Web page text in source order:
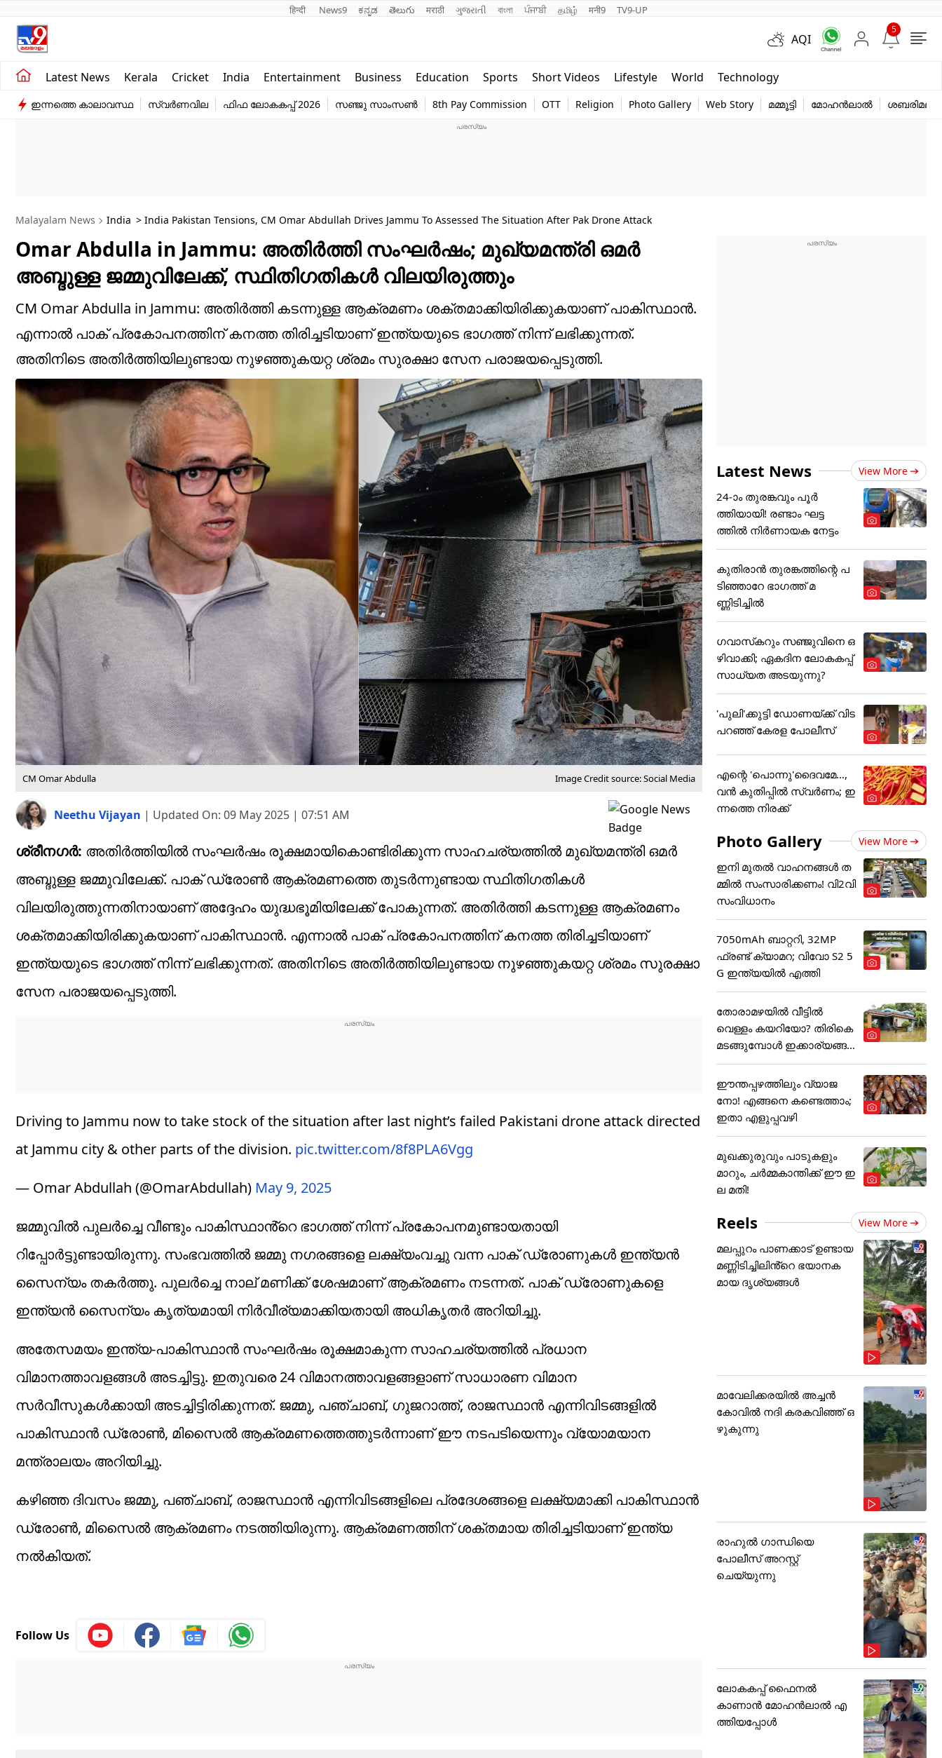
हिन्दी News9 ಕನ್ನಡ తెలుగు मराठी ગુજરાતી বাংলা ਪੰਜਾਬੀ தமிழ் मनी9 TV9-UP
AQI
5
Latest News Kerala Cricket India Entertainment Business Education Sports Short Videos Lifestyle World Technology
Kerala
India
Education
world
Web Story
ഇന്നത്തെ കാലാവസ്ഥ സ്വർണവില ഫിഫ ലോകകപ്പ് 2026 സഞ്ജു സാംസൺ 8th Pay Commission OTT Religion Photo Gallery Web Story മമ്മൂട്ടി മോഹൻലാൽ ശബരിമല
Malayalam News India > India Pakistan Tensions, CM Omar Abdullah Drives Jammu To Assessed The Situation After Pak Drone Attack
Omar Abdulla in Jammu: അതിർത്തി സംഘർഷം; മുഖ്യമന്ത്രി ഒമർ
അബ്ദുള്ള ജമ്മുവിലേക്ക്, സ്ഥിതിഗതികൾ വിലയിരുത്തും
CM Omar Abdulla in Jammu: അതിർത്തി കടന്നുള്ള ആക്രമണം ശക്തമാക്കിയിരിക്കുകയാണ് പാകിസ്ഥാൻ.
എന്നാൽ പാക് പ്രകോപനത്തിന് കനത്ത തിരിച്ചടിയാണ് ഇന്ത്യയുടെ ഭാ​ഗത്ത് നിന്ന് ലഭിക്കുന്നത്.
അതിനിടെ അതിർത്തിയിലുണ്ടായ നുഴഞ്ഞുകയറ്റ ശ്രമം സുരക്ഷാ സേന പരാജയപ്പെടുത്തി.
CM Omar Abdulla Image Credit source: Social Media
Neethu Vijayan | Updated On: 09 May 2025 | 07:51 AM
ശ്രീന​ഗർ: അതിർത്തിയിൽ സംഘർഷം രൂക്ഷമായികൊണ്ടിരിക്കുന്ന സാഹചര്യത്തിൽ മുഖ്യമന്ത്രി ഒമർ
അബ്ദുള്ള ജമ്മുവിലേക്ക്. പാക് ഡ്രോൺ ആക്രമണത്തെ തുടർന്നുണ്ടായ സ്ഥിതിഗതികൾ
വിലയിരുത്തുന്നതിനായാണ് അദ്ദേഹം യുദ്ധഭൂമിയിലേക്ക് പോകുന്നത്. അതിർത്തി കടന്നുള്ള ആക്രമണം
ശക്തമാക്കിയിരിക്കുകയാണ് പാകിസ്ഥാൻ. എന്നാൽ പാക് പ്രകോപനത്തിന് കനത്ത തിരിച്ചടിയാണ്
ഇന്ത്യയുടെ ഭാ​ഗത്ത് നിന്ന് ലഭിക്കുന്നത്. അതിനിടെ അതിർത്തിയിലുണ്ടായ നുഴഞ്ഞുകയറ്റ ശ്രമം സുരക്ഷാ
സേന പരാജയപ്പെടുത്തി.
Driving to Jammu now to take stock of the situation after last night’s failed Pakistani drone attack directed
at Jammu city & other parts of the division. pic.twitter.com/8f8PLA6Vgg
— Omar Abdullah (@OmarAbdullah) May 9, 2025
ജമ്മുവിൽ പുലർച്ചെ വീണ്ടും പാകിസ്ഥാൻ്റെ ഭാ​ഗത്ത് നിന്ന് പ്രകോപനമുണ്ടായതായി
റിപ്പോർട്ടുണ്ടായിരുന്നു. സംഭവത്തിൽ ജമ്മു ന​ഗരങ്ങളെ ലക്ഷ്യംവച്ചു വന്ന പാക് ഡ്രോണുകൾ ഇന്ത്യൻ
സൈന്യം തകർത്തു. പുലർച്ചെ നാല് മണിക്ക് ശേഷമാണ് ആക്രമണം നടന്നത്. പാക് ഡ്രോണുകളെ
ഇന്ത്യൻ സൈന്യം കൃത്യമായി നിർവീര്യമാക്കിയതായി അധികൃതർ അറിയിച്ചു.
അതേസമയം ഇന്ത്യ-പാകിസ്ഥാൻ സംഘർഷം രൂക്ഷമാകുന്ന സാഹചര്യത്തിൽ പ്രധാന
വിമാനത്താവളങ്ങൾ‌ അടച്ചിട്ടു. ഇതുവരെ 24 വിമാനത്താവളങ്ങളാണ് സാധാരണ വിമാന
സർവീസുകൾക്കായി അടച്ചിട്ടിരിക്കുന്നത്. ജമ്മു, പഞ്ചാബ്, ഗുജറാത്ത്, രാജസ്ഥാൻ എന്നിവിടങ്ങളിൽ
പാകിസ്ഥാൻ ഡ്രോൺ, മിസൈൽ ആക്രമണത്തെത്തുടർന്നാണ് ഈ നടപടിയെന്നും വ്യോമയാന
മന്ത്രാലയം അറിയിച്ചു.
കഴിഞ്ഞ ദിവസം ജമ്മു, പഞ്ചാബ്, രാജസ്ഥാൻ എന്നിവിടങ്ങളിലെ പ്രദേശങ്ങളെ ലക്ഷ്യമാക്കി പാകിസ്ഥാൻ
ഡ്രോൺ, മിസൈൽ ആക്രമണം നടത്തിയിരുന്നു. ആക്രമണത്തിന് ശക്തമായ തിരിച്ചടിയാണ് ഇന്ത്യ
നൽകിയത്.
Follow Us
Latest News View More
24-ാം തുരങ്കവും പൂർ
ത്തിയായി! രണ്ടാം ഘട്ട
ത്തിൽ നിർണായക നേട്ടം
കുതിരാൻ തുരങ്കത്തിന്റെ പ
ടിഞ്ഞാറേ ഭാഗത്ത് മ
ണ്ണിടിച്ചിൽ
ഗവാസ്‌കറും സഞ്ജുവിനെ ഒ
ഴിവാക്കി; ഏകദിന ലോകകപ്പ്
സാധ്യത അടയുന്നു?
'പുലി'ക്കുട്ടി ഡോണയ്ക്ക് വിട
പറഞ്ഞ് കേരള പോലീസ്
എന്റെ 'പൊന്നു'ദൈവമേ...,
വൻ കുതിപ്പിൽ സ്വർണം; ഇ
ന്നത്തെ നിരക്ക്
Photo Gallery View More
ഇനി മുതൽ വാഹനങ്ങൾ ത
മ്മിൽ സംസാരിക്കണം! വി2വി
സംവിധാനം
7050mAh ബാറ്ററി, 32MP
ഫ്രണ്ട് ക്യാമറ; വിവോ S2 5
G ഇന്ത്യയിൽ എത്തി
തോരാമഴയിൽ വീട്ടിൽ
വെള്ളം കയറിയോ? തിരികെ
മടങ്ങുമ്പോൾ ഇക്കാര്യങ്ങ
ൾ
ഈന്തപ്പഴത്തിലും വ്യാജ
നോ! എങ്ങനെ കണ്ടെത്താം;
ഇതാ എളുപ്പവഴി
മുഖക്കുരുവും പാടുകളും
മാറും, ചർമ്മകാന്തിക്ക് ഈ ഇ
ല മതി!
Reels View More
മലപ്പുറം പാണക്കാട് ഉണ്ടായ
മണ്ണിടിച്ചിലിൻ്റെ ഭയാനക
മായ ദൃശ്യങ്ങൾ
മാവേലിക്കരയിൽ അച്ചൻ
കോവിൽ നദി കരകവിഞ്ഞ് ഒ
ഴുകുന്നു
രാഹുൽ ഗാന്ധിയെ
പോലീസ് അറസ്റ്റ്
ചെയ്യുന്നു
ലോകകപ്പ് ഫൈനൽ
കാണാൻ മോഹൻലാൽ എ
ത്തിയപ്പോൾ